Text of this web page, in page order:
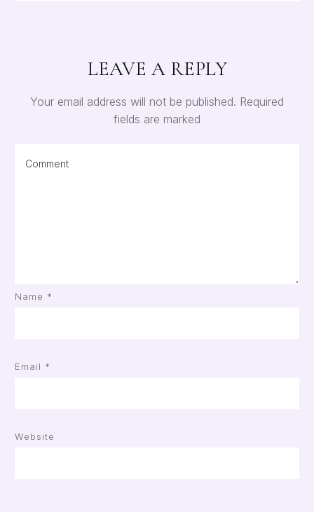
LEAVE A REPLY
Your email address will not be published. Required
fields are marked
Name *
Email *
Website